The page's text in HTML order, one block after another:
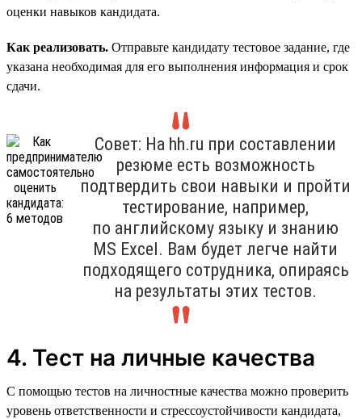
оценки навыков кандидата.
Как реализовать. Отправьте кандидату тестовое задание, где
указана необходимая для его выполнения информация и срок
сдачи.
Совет: На hh.ru при составлении
резюме есть возможность
подтвердить свои навыки и пройти
тестирование, например,
по английскому языку и знанию
MS Excel. Вам будет легче найти
подходящего сотрудника, опираясь
на результаты этих тестов.
4. Тест на личные качества
С помощью тестов на личностные качества можно проверить
уровень ответственности и стрессоустойчивости кандидата,